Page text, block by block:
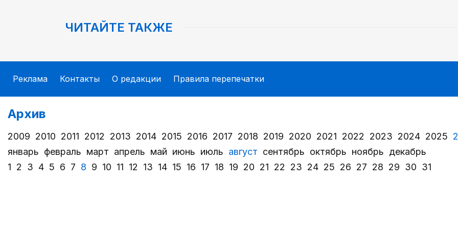
ЧИТАЙТЕ ТАКЖЕ
Реклама Контакты О редакции Правила перепечатки
Архив
2009 2010 2011 2012 2013 2014 2015 2016 2017 2018 2019 2020 2021 2022 2023 2024 2025
январь февраль март апрель май июнь июль август сентябрь октябрь ноябрь декабрь
1 2 3 4 5 6 7 8 9 10 11 12 13 14 15 16 17 18 19 20 21 22 23 24 25 26 27 28 29 30 31